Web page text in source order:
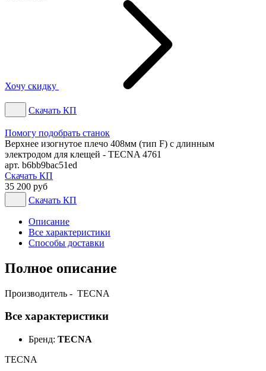
Хочу скидку
Скачать КП
Помогу подобрать станок
Верхнее изогнутое плечо 408мм (тип F) с длинным
электродом для клещей - TECNA 4761
арт. b6bb9bac51ed
Скачать КП
35 200 руб
Скачать КП
Описание
Все характеристики
Способы доставки
Полное описание
Производитель - TECNA
Все характеристики
Бренд: TECNA
TECNA